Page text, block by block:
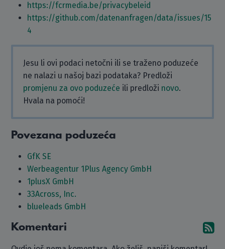
https://fcrmedia.be/privacybeleid
https://github.com/datenanfragen/data/issues/15
4
Jesu li ovi podaci netočni ili se traženo poduzeće
ne nalazi u našoj bazi podataka? Predloži
promjenu za ovo poduzeće ili predloži novo.
Hvala na pomoći!
Povezana poduzeća
GfK SE
Werbeagentur 1Plus Agency GmbH
1plusX GmbH
33Across, Inc.
blueleads GmbH
Komentari